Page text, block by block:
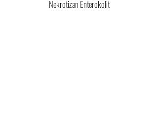
Nekrotizan Enterokolit